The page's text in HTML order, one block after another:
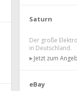
Saturn
Der große
in Deutschland.
Jetzt zum
eBay